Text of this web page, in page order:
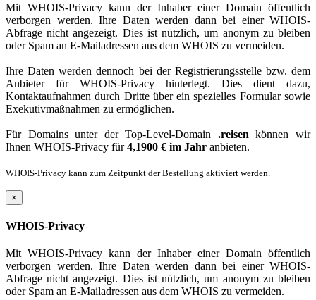
Mit WHOIS-Privacy kann der Inhaber einer Domain öffentlich
verborgen werden. Ihre Daten werden dann bei einer WHOIS-
Abfrage nicht angezeigt. Dies ist nützlich, um anonym zu bleiben
oder Spam an E-Mailadressen aus dem WHOIS zu vermeiden.
Ihre Daten werden dennoch bei der Registrierungsstelle bzw. dem
Anbieter für WHOIS-Privacy hinterlegt. Dies dient dazu,
Kontaktaufnahmen durch Dritte über ein spezielles Formular sowie
Exekutivmaßnahmen zu ermöglichen.
Für Domains unter der Top-Level-Domain .reisen können wir
Ihnen WHOIS-Privacy für4,1900 € im Jahr anbieten.
WHOIS-Privacy kann zum Zeitpunkt der Bestellung aktiviert werden.
×
WHOIS-Privacy
Mit WHOIS-Privacy kann der Inhaber einer Domain öffentlich
verborgen werden. Ihre Daten werden dann bei einer WHOIS-
Abfrage nicht angezeigt. Dies ist nützlich, um anonym zu bleiben
oder Spam an E-Mailadressen aus dem WHOIS zu vermeiden.